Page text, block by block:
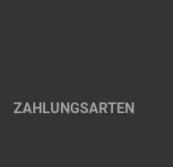
ZAHLUNGSARTEN